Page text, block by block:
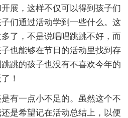
展，这样不仅可以得到孩子们
们通过活动学到一些什么。这
了，不是说唱唱跳跳不好，而
也能够在节日的活动里找到存
跳的孩子也没有不喜欢今年的
！
有一点小不足的。虽然这个不
是希望记在活动总结上，以便